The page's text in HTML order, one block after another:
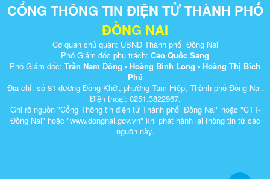
CỔNG THÔNG TIN ĐIỆN TỬ THÀNH PHỐ
ĐỒNG NAI
Cơ quan chủ quản: UBND Thành phố Đồng Nai
Phó Giám đốc phụ trách: Cao Quốc Sang
Phó Giám đốc: Trần Nam Đông - Hoàng Bình Long - Hoàng Thị Bích
Phú
Địa chỉ: số 81 đường Đồng Khởi, phường Tam Hiệp, Thành phố Đồng Nai.
Điện thoại: 0251.3822967.
Ghi rõ nguồn "Cổng Thông tin điện tử Thành phố Đồng Nai" hoặc "CTT-
Đồng Nai" hoặc "www.dongnai.g​ov.vn" khi ​phát hành lại thông tin từ các
nguồn này.​